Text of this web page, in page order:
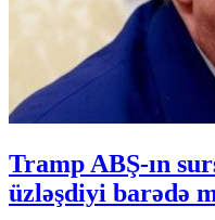
Tramp ABŞ-ın
üzləşdiyi barədə